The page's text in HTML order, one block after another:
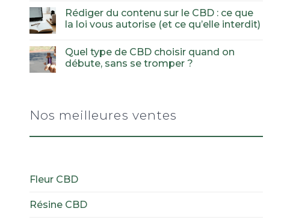
Rédiger du contenu sur le CBD : ce que
la loi vous autorise (et ce qu’elle interdit)
Quel type de CBD choisir quand on
débute, sans se tromper ?
Nos meilleures ventes
Fleur CBD
Résine CBD